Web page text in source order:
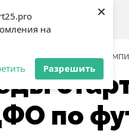
на
Разрешить
×
победы стартовал на
по